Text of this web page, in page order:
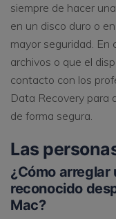
siempre de hacer
en un disco duro o
mayor seguridad.
archivos o que el
contacto con los
Data Recovery para
de forma segura.
Las
¿Cómo arreglar
reconocido
Mac?